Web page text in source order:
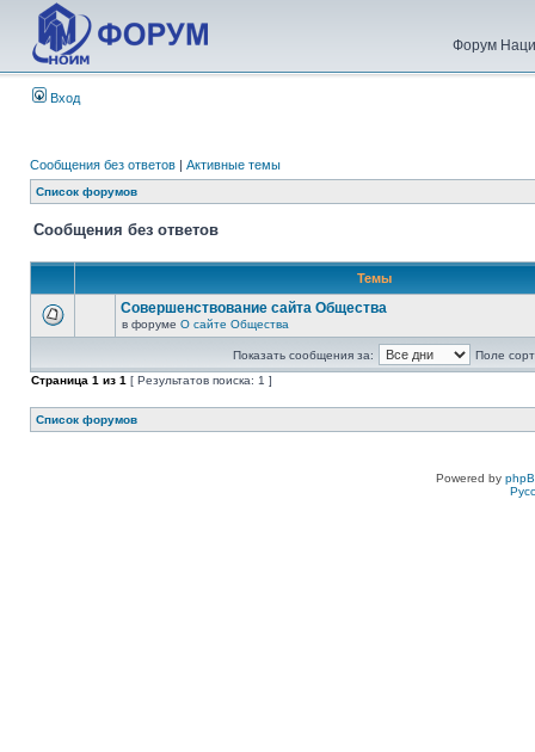
Форум
Вход
Сообщения без ответов | Активные темы
Список форумов
Сообщения без ответов
Темы
Совершенствование сайта Общества
в форуме О сайте Общества
Показать сообщения за:
Поле
Страница 1 из 1 [ Результатов поиска: 1 ]
Список форумов
Powered by